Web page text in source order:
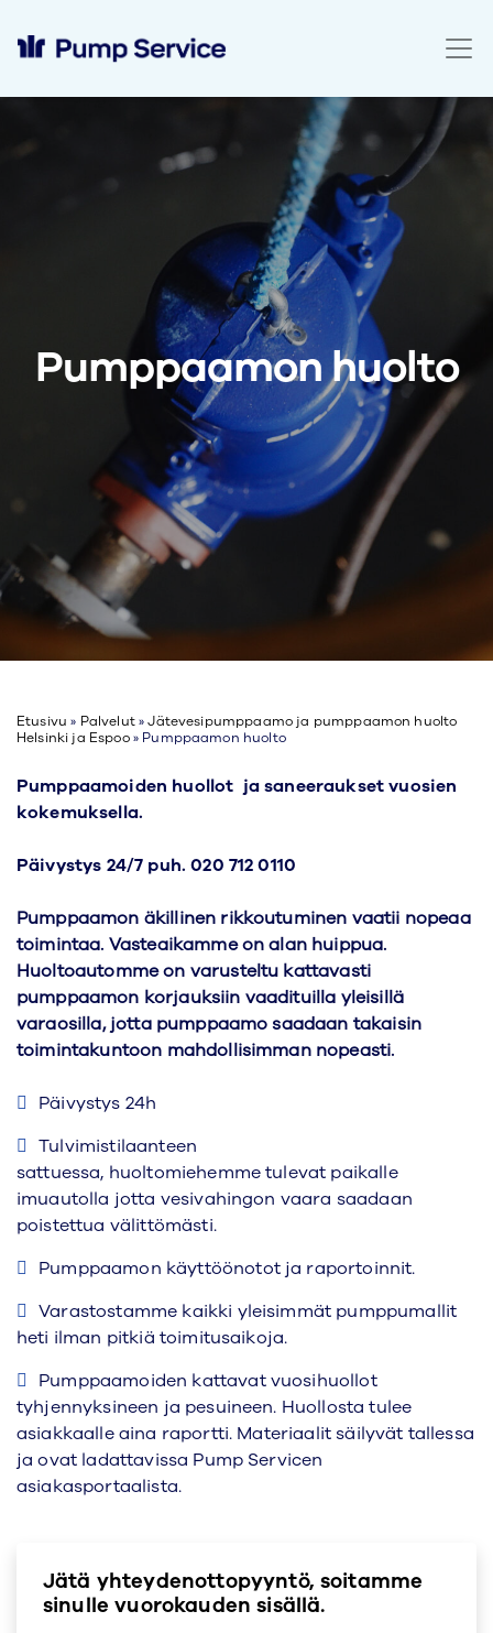
Pumppaamon huolto
Etusivu » Palvelut»Jätevesipumppaamo ja pumppaamon huolto
Helsinki ja Espoo» Pumppaamon huolto
Pumppaamoiden huollot ja saneeraukset vuosien
kokemuksella.
Päivystys 24/7 puh. 020 712 0110
Pumppaamon äkillinen rikkoutuminen vaatii nopeaa
toimintaa. Vasteaikamme on alan huippua.
Huoltoautomme on varusteltu kattavasti
pumppaamon korjauksiin vaadituilla yleisillä
varaosilla, jotta pumppaamo saadaan takaisin
toimintakuntoon mahdollisimman nopeasti.
Päivystys 24h
Tulvimistilaanteen
sattuessa, huoltomiehemme tulevat paikalle
imuautolla jotta vesivahingon vaara saadaan
poistettua välittömästi.
Pumppaamon käyttöönotot ja raportoinnit.
Varastostamme kaikki yleisimmät pumppumallit
heti ilman pitkiä toimitusaikoja.
Pumppaamoiden kattavat vuosihuollot
tyhjennyksineen ja pesuineen. Huollosta tulee
asiakkaalle aina raportti. Materiaalit säilyvät tallessa
ja ovat ladattavissa Pump Servicen
asiakasportaalista.
Jätä yhteydenottopyyntö, soitamme
sinulle vuorokauden sisällä.